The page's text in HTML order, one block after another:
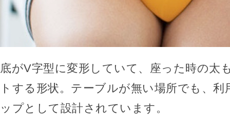
底がV字型に変形していて、座った時の太
トする形状。テーブルが無い場所でも、
ップとして設計されています。